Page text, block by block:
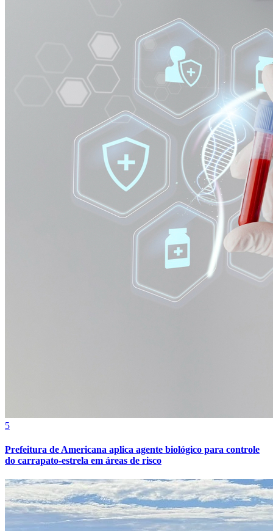
5
Prefeitura de Americana aplica agente biológico para controle
do carrapato-estrela em áreas de risco